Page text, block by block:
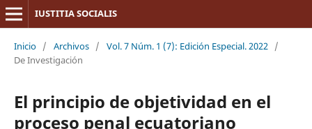
IUSTITIA SOCIALIS
Inicio / Archivos / Vol. 7 Núm. 1 (7): Edición Especial. 2022 /
De Investigación
El principio de objetividad en el
proceso penal ecuatoriano